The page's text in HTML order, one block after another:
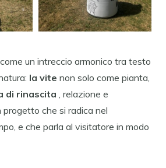
un intreccio armonico tra testo
la vite non solo come pianta,
di rinascita , relazione e
che si radica nel
e che parla al visitatore in modo